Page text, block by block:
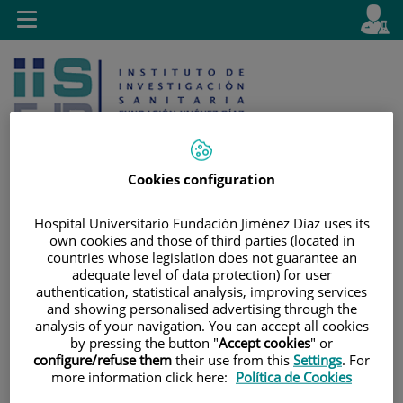
Saltar al contenido
contenido
Selector
activo
es
Buscar
Toggle
navigation
Cookies configuration
Hospital Universitario Fundación Jiménez Díaz uses its
own cookies and those of third parties (located in
countries whose legislation does not guarantee an
adequate level of data protection) for user
authentication, statistical analysis, improving services
and showing personalised advertising through the
analysis of your navigation. You can accept all cookies
by pressing the button "Accept cookies" or
configure/refuse them their use from this Settings. For
more information click here: Política de Cookies